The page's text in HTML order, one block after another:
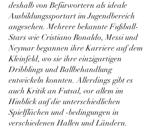
deshalb von Befürwortern als ideale
Ausbildungssportart im Jugendbereich
angesehen. Mehrere bekannte Fußball-
Stars wie Cristiano Ronaldo, Messi und
Neymar begannen ihre Karriere auf dem
Kleinfeld, wo sie ihre einzigartigen
Dribblings und Ballbehandlung
entwickeln konnten. Allerdings gibt es
auch Kritik an Futsal, vor allem im
Hinblick auf die unterschiedlichen
Spielflächen und -bedingungen in
verschiedenen Hallen und Ländern.